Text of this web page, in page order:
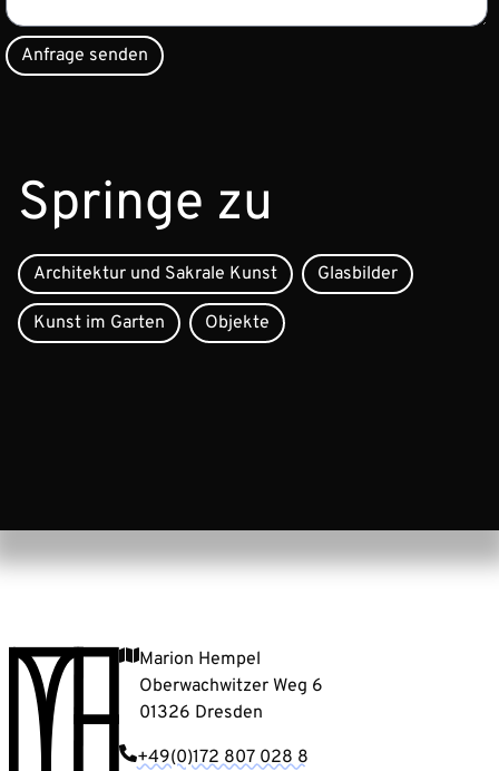
Springe zu
Architektur und Sakrale Kunst Glasbilder
Kunst im Garten Objekte
Marion Hempel
Oberwachwitzer Weg 6
01326 Dresden
+49(0)172 807 028 8